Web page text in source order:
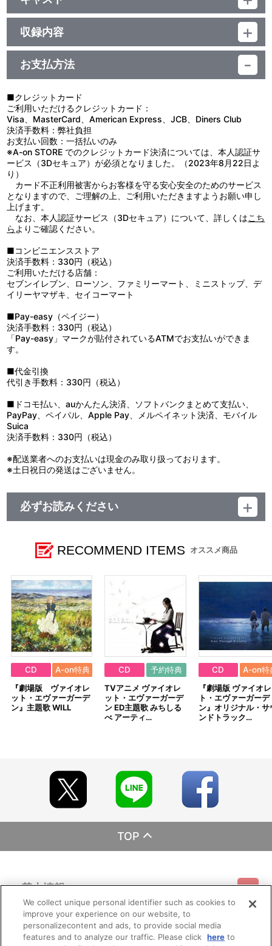
アルバム
／127分
音楽：Evan Call
収録内容
お支払方法
■クレジットカード
ご利用いただけるクレジットカード：
Visa、MasterCard、American Express、JCB、Diners Club
決済手数料：弊社負担
お支払い回数：一括払いのみ
※A-on STORE でのクレジットカード決済については、本人認証サ
ービス（3Dセキュア）が必須となりました。（2023年8月22日よ
り）
カード不正利用被害からお客様を守る安心安全のためのサービス
となりますので、ご理解の上、ご利用いただきますようお願い申し
上げます。
なお、本人認証サービス（3Dセキュア）について、詳しくはこち
ら よりご確認ください。
■コンビニエンスストア
決済手数料：330円（税込）
ご利用いただける店舗：
セブンイレブン、ローソン、ファミリーマート、ミニストップ、デ
イリーヤマザキ、セイコーマート
■Pay-easy（ペイジー）
決済手数料：330円（税込）
「Pay-easy」マークが貼付されているATMでお支払いができま
す。
■代金引換
代引き手数料：330円（税込）
■ドコモ払い、auかんたん決済、ソフトバンクまとめて支払い、
PayPay、ペイパル、Apple Pay、メルペイネット決済、モバイル
Suica
決済手数料：330円（税込）
※配送業者へのお支払いは現金のみ取り扱っております。
※土日祝日の発送はございません。
必ずお読みください
販売元 (株)バンダイナムコフィルムワークス
RECOMMEND ITEMS オススメ商品
CD
A-on特典
『劇場版 ヴァイオレ
ット・エヴァーガーデ
ン』主題歌 WILL
CD
予約特典
TVアニメ ヴァイオレ
ット・エヴァーガーデ
ン ED主題歌 みちしる
べ アーティ…
CD
A-on特
『劇場版 ヴァイオ
ト・エヴァーガーデ
ン』オリジナル・サ
ンドトラック…
TOP
基本情報
利用規約 特定商取引法に基づく表示 プライバシーポリシー
ご利用情報
We collect unique personal identifier such as cookies to
improve your experience on our website, to
personalizecontent and ads, to provide social media
features and to analyze our traffic. Please click here to